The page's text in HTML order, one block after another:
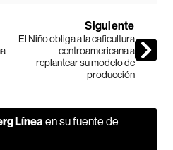
Siguiente
El Niño obliga a la caficultura
centroamericana a
replantear su modelo de
producción
Líneaen su fuente de